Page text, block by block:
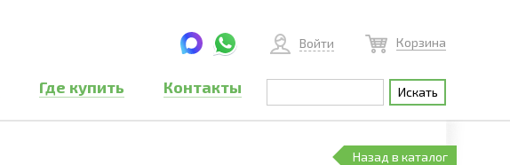
Войти Корзина
Где купить Контакты
Назад в каталог